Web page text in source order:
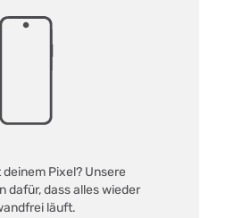
Pixel? Unsere
dafür, dass alles wieder
läuft.